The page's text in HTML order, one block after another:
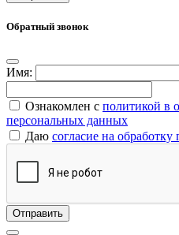
Обратный звонок
Имя:
Ознакомлен с политикой в
персональных данных
Даю согласие на